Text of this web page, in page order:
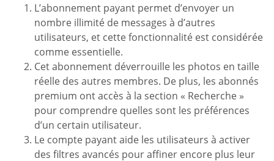
L’abonnement payant permet d’envoyer un
nombre illimité de messages à d’autres
utilisateurs, et cette fonctionnalité est considérée
comme essentielle.
Cet abonnement déverrouille les photos en taille
réelle des autres membres. De plus, les abonnés
premium ont accès à la section « Recherche »
pour comprendre quelles sont les préférences
d’un certain utilisateur.
Le compte payant aide les utilisateurs à activer
des filtres avancés pour affiner encore plus leur